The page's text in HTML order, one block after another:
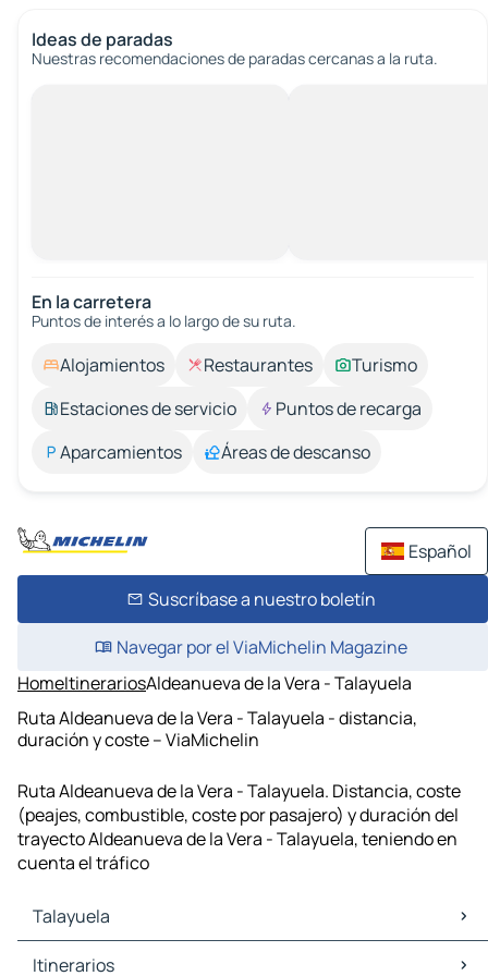
Ideas de paradas
Nuestras recomendaciones de paradas cercanas a la ruta.
En la carretera
Puntos de interés a lo largo de su ruta.
Alojamientos Restaurantes
Turismo
Estaciones de servicio
Puntos de recarga
Aparcamientos
Áreas de descanso
Español
Suscríbase a nuestro boletín
Navegar por el ViaMichelin Magazine
HomeItinerariosAldeanueva de la Vera - Talayuela
Ruta Aldeanueva de la Vera - Talayuela - distancia,
duración y coste – ViaMichelin
Ruta Aldeanueva de la Vera - Talayuela. Distancia, coste
(peajes, combustible, coste por pasajero) y duración del
trayecto Aldeanueva de la Vera - Talayuela, teniendo en
cuenta el tráfico
Talayuela
Talayuela Mapas Planos
Itinerarios